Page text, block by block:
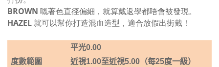
BROWN 嘅著色直徑偏細，就算戴返學都唔會被發現。
HAZEL就可以幫你打造混血造型，適合放假出街戴！
度數範圍
平光0.00
近視1.00至近視5.00 （每25度一級）